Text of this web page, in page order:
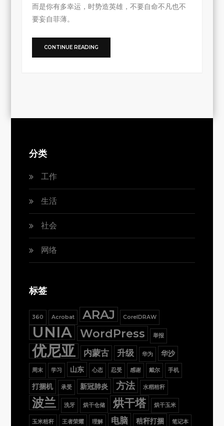
而是你有多幸运，时势造英雄，不要自命不凡也不
要妄自菲薄。
CONTINUE READING
分类
工作
生活
社会
网络
标签
360 Acrobat ARAJ CorelDRAW
UNIA WordPress 举报
优尼亚 内蒙古 升级 华为 华沙
周末 学习 山东 心态 忍受 感谢 戴尔 手机
打捆机 承受 新冠肺炎 方法 水稻秸秆
波兰 洗牙 烘干仓储 烘干塔 烘干玉米
玉米秸秆 王者荣耀 理解 电脑 秸秆打捆 笔记本